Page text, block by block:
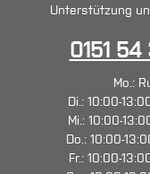
Unterstützung
0151
Mo.:
Di.: 10:00-
Mi.: 10:00-
Do.: 10:00-
Fr.: 10:00-